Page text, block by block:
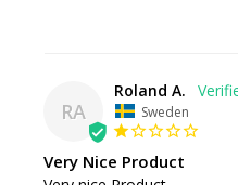
RA
Roland A.
Sweden
Very Nice Product